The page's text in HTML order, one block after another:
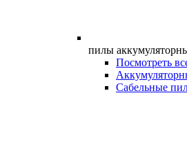
пилы
Посмотреть
Сабельные